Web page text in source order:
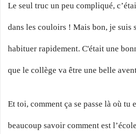
Le seul truc un peu compliqué,
dans les couloirs ! Mais bon, je suis
habituer rapidement. C'était une
que le collège va être une belle
Et toi, comment ça se passe là où tu
beaucoup savoir comment est